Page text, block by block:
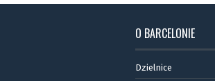
O BARCELONIE
Dzielnice